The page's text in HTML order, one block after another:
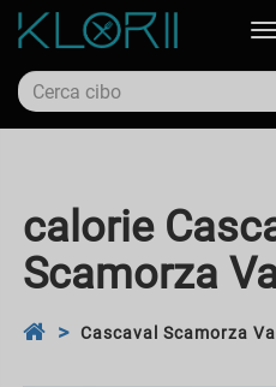
calorie
Scamorza
Cascaval Scamorza